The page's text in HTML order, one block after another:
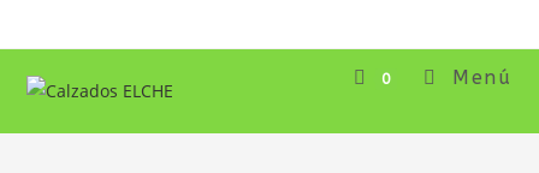
al
contenido
0 Menú